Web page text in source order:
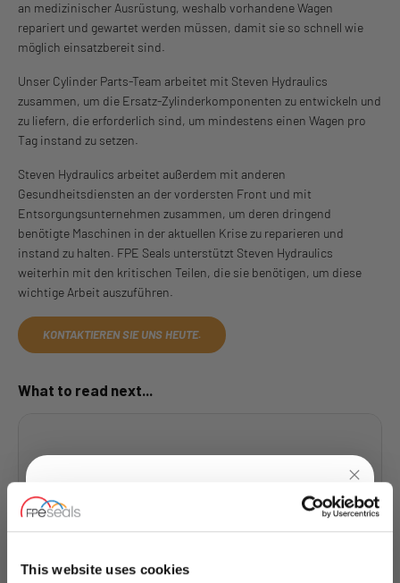
This website uses cookies
an medizinischer Ausrüstung, weshalb vorhandene Wagen
repariert und gewartet werden müssen, damit sie so schnell wie
möglich einsatzbereit sind.
Unser Cylinder Parts-Team arbeitet mit Steven Hydraulics
zusammen, um die Ersatz-Zylinderkomponenten zu entwickeln und
zu liefern, die erforderlich sind, um mindestens einen Wagen pro
Tag instand zu setzen.
Steven Hydraulics arbeitet außerdem mit anderen
Gesundheitsdiensten an der vordersten Front und mit
Entsorgungsunternehmen zusammen, um deren dringend
benötigte Maschinen in der aktuellen Krise zu reparieren und
instand zu halten. FPE Seals unterstützt Steven Hydraulics
weiterhin mit den kritischen Teilen, die sie benötigen, um diese
wichtige Arbeit auszuführen.
KONTAKTIEREN SIE UNS HEUTE.
What to read next...
Wir zeigen unser 'Metall'
UNLOCK10% OFF
YOURFIRST ORDER